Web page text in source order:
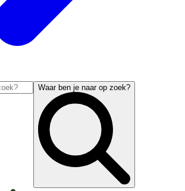
Waar ben je naar op zoek?